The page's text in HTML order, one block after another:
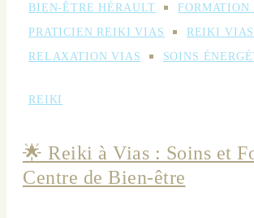
BIEN-ÊTRE HÉRAULT
PRATICIEN REIKI VIAS
REIKI VIAS
RELAXATION VIAS
SOINS
REIKI
🌟 Reiki à Vias : Soins et
Centre de Bien-être